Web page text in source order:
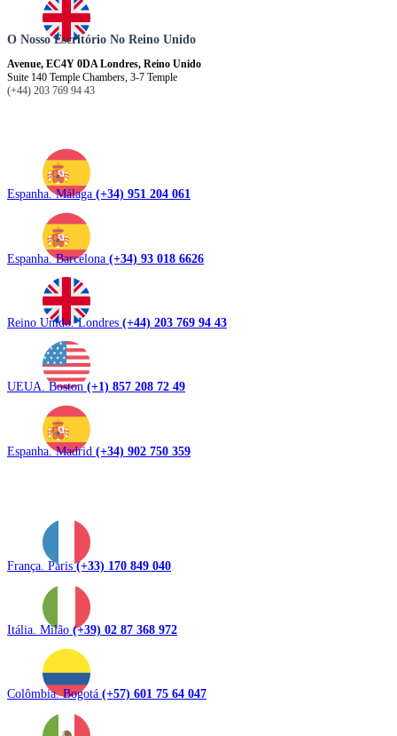
O Nosso Escritório No Reino Unido
Avenue, EC4Y 0DA Londres, Reino Unido
Suite 140 Temple Chambers, 3-7 Temple
(+44) 203 769 94 43
Espanha. Málaga (+34) 951 204 061
Espanha. Barcelona (+34) 93 018 6626
Reino Unido. Londres (+44) 203 769 94 43
UEUA. Boston(+1) 857 208 72 49
Espanha. Madrid (+34) 902 750 359
França. Paris(+33) 170 849 040
Itália. Milão (+39) 02 87 368 972
Colômbia. Bogotá (+57) 601 75 64 047